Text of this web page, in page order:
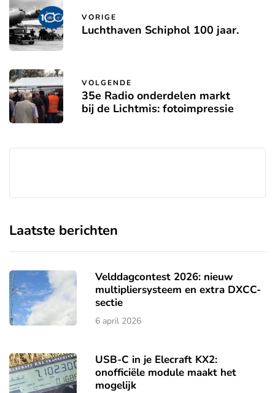
VORIGE
Luchthaven Schiphol 100 jaar.
VOLGENDE
35e Radio onderdelen markt
bij de Lichtmis: fotoimpressie
Laatste berichten
Velddagcontest 2026: nieuw
multipliersysteem en extra DXCC-
sectie
6 april 2026
USB-C in je Elecraft KX2:
onofficiële module maakt het
mogelijk